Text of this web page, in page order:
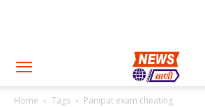
Home Tags Panipat exam cheating